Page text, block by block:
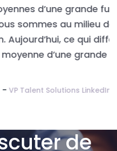
grande fut la
au milieu de la
ce qui différencie
d’une grande c’est le
Solutions LinkedIn.
de